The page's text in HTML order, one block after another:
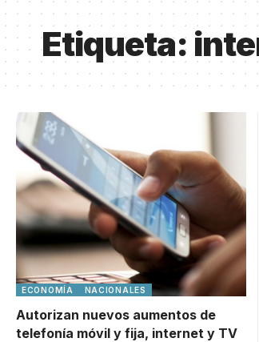
Etiqueta:
ECONOMÍA NACIONALES
Autorizan nuevos aumentos de
telefonía móvil y fija, internet y TV